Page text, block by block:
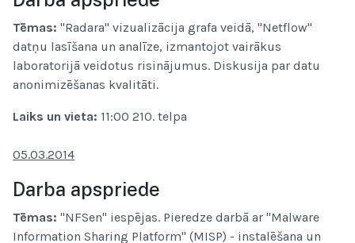
Tēmas: "Radara" vizualizācija grafa veidā, "Netflow"
datņu lasīšana un analīze, izmantojot vairākus
laboratorijā veidotus risinājumus. Diskusija par datu
anonimizēšanas kvalitāti.
Laiks un vieta: 11:00 210. telpa
05.03.2014
Darba apspriede
Tēmas: "NFSen" iespējas. Pieredze darbā ar "Malware
Information Sharing Platform" (MISP) - instalēšana un